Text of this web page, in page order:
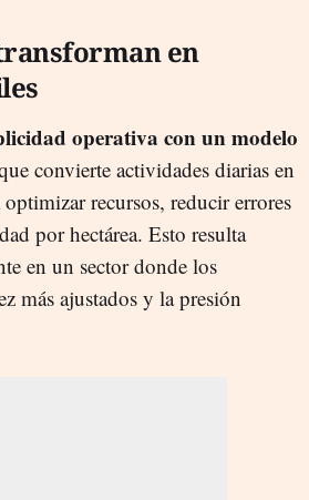
en
operativa con un modelo
convierte actividades diarias en
recursos, reducir errores
por hectárea. Esto resulta
en un sector donde los
más ajustados y la presión